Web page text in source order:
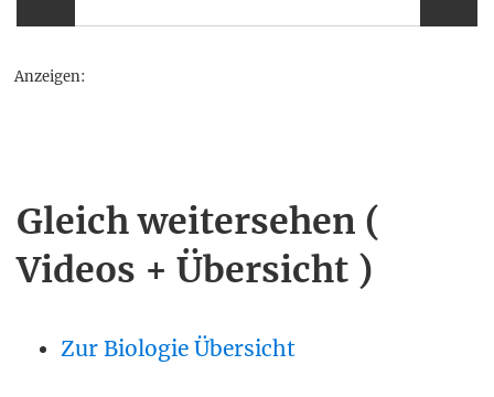
Anzeigen:
Gleich weitersehen (
Videos + Übersicht )
Zur Biologie Übersicht